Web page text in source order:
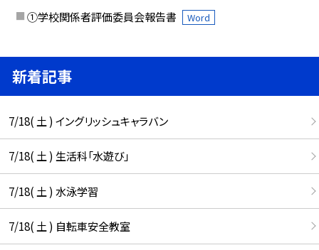
①学校関係者評価委員会報告書 Word
新着記事
7/18( 土 ) イングリッシュキャラバン
7/18( 土 ) 生活科「水遊び」
7/18( 土 ) 水泳学習
7/18( 土 ) 自転車安全教室